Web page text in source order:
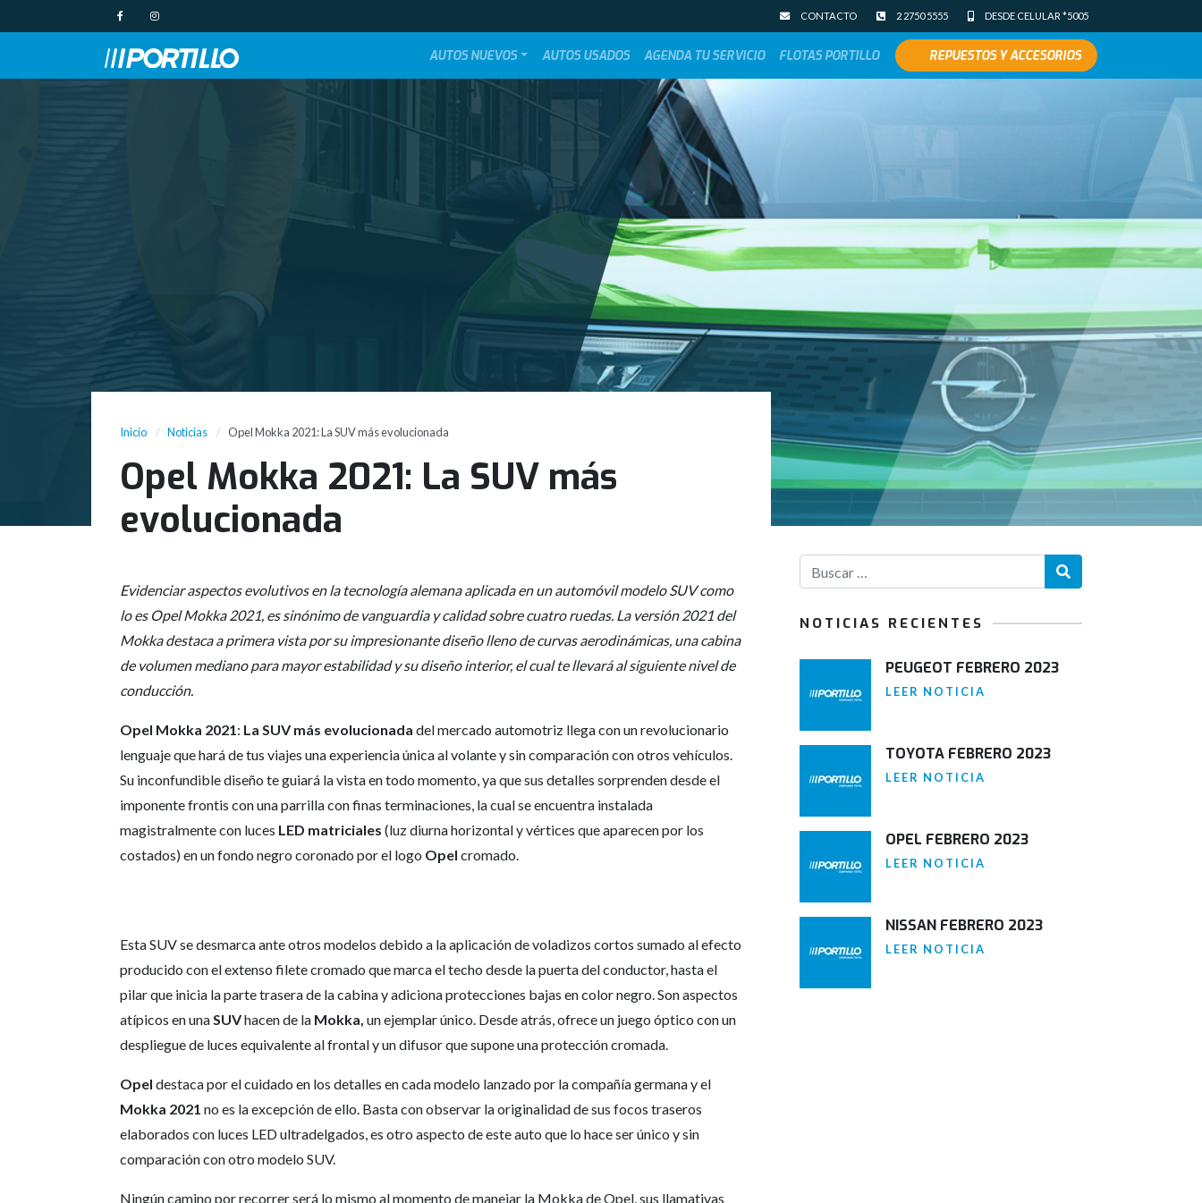
CONTACTO 2 2750 5555 DESDE CELULAR *5005
AUTOS NUEVOS AUTOS USADOS AGENDA TU SERVICIO FLOTAS PORTILLO REPUESTOS Y ACCESORIOS
Inicio Noticias Opel Mokka 2021: La SUV más evolucionada
Opel Mokka 2021: La SUV más
evolucionada
Evidenciar aspectos evolutivos en la tecnología alemana aplicada en un automóvil modelo SUV como
lo es Opel Mokka 2021, es sinónimo de vanguardia y calidad sobre cuatro ruedas. La versión 2021 del
Mokka destaca a primera vista por su impresionante diseño lleno de curvas aerodinámicas, una cabina
de volumen mediano para mayor estabilidad y su diseño interior, el cual te llevará al siguiente nivel de
conducción.
Opel Mokka 2021: La SUV más evolucionada del mercado automotriz llega con un revolucionario
lenguaje que hará de tus viajes una experiencia única al volante y sin comparación con otros vehículos.
Su inconfundible diseño te guiará la vista en todo momento, ya que sus detalles sorprenden desde el
imponente frontis con una parrilla con finas terminaciones, la cual se encuentra instalada
magistralmente con luces LED matriciales (luz diurna horizontal y vértices que aparecen por los
costados) en un fondo negro coronado por el logo Opel cromado.
Esta SUV se desmarca ante otros modelos debido a la aplicación de voladizos cortos sumado al efecto
producido con el extenso filete cromado que marca el techo desde la puerta del conductor, hasta el
pilar que inicia la parte trasera de la cabina y adiciona protecciones bajas en color negro. Son aspectos
atípicos en unaSUVhacen de la Mokka, un ejemplar único. Desde atrás, ofrece un juego óptico con un
despliegue de luces equivalente al frontal y un difusor que supone una protección cromada.
Opel destaca por el cuidado en los detalles en cada modelo lanzado por la compañía germana y el
Mokka 2021 no es la excepción de ello. Basta con observar la originalidad de sus focos traseros
elaborados con luces LED ultradelgados, es otro aspecto de este auto que lo hace ser único y sin
comparación con otro modelo SUV.
Ningún camino por recorrer será lo mismo al momento de manejar la Mokka de Opel, sus llamativas
NOTICIAS RECIENTES
PEUGEOT FEBRERO 2023
LEER NOTICIA
TOYOTA FEBRERO 2023
LEER NOTICIA
OPEL FEBRERO 2023
LEER NOTICIA
NISSAN FEBRERO 2023
LEER NOTICIA